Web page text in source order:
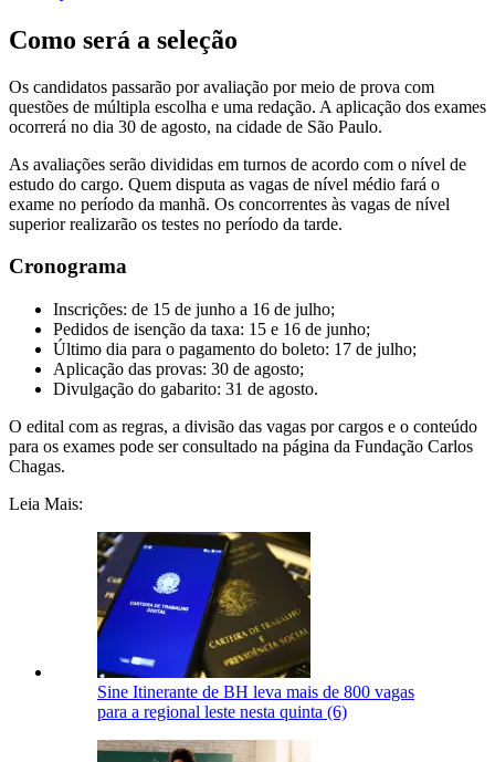
Como será a seleção
Os candidatos passarão por avaliação por meio de prova com
questões de múltipla escolha e uma redação. A aplicação dos exames
ocorrerá no dia 30 de agosto, na cidade de São Paulo.
As avaliações serão divididas em turnos de acordo com o nível de
estudo do cargo. Quem disputa as vagas de nível médio fará o
exame no período da manhã. Os concorrentes às vagas de nível
superior realizarão os testes no período da tarde.
Cronograma
Inscrições: de 15 de junho a 16 de julho;
Pedidos de isenção da taxa: 15 e 16 de junho;
Último dia para o pagamento do boleto: 17 de julho;
Aplicação das provas: 30 de agosto;
Divulgação do gabarito: 31 de agosto.
O edital com as regras, a divisão das vagas por cargos e o conteúdo
para os exames pode ser consultado na página da Fundação Carlos
Chagas.
Leia Mais:
Sine Itinerante de BH leva mais de 800 vagas
para a regional leste nesta quinta (6)